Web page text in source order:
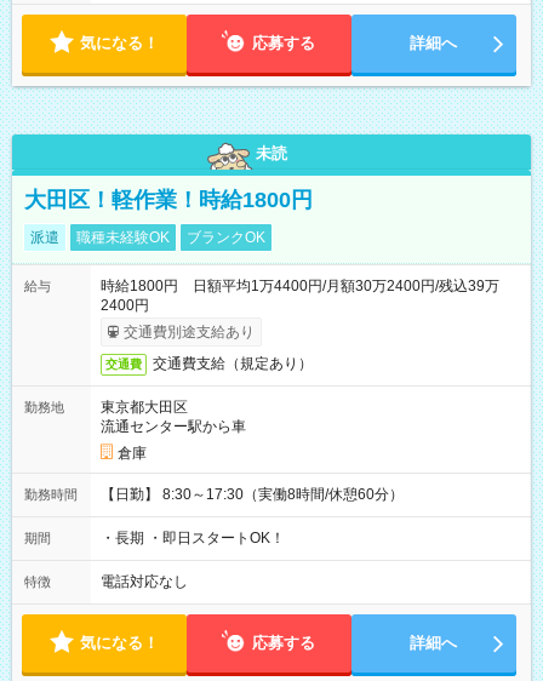
気になる！ 応募する 詳細へ
未読
大田区！軽作業！時給1800円
派遣 職種未経験OK ブランクOK
給与
時給1800円 日額平均1万4400円/月額30万2400円/残込39万
2400円
交通費別途支給あり
交通費 交通費支給（規定あり）
勤務地
東京都大田区
流通センター駅から車
倉庫
勤務時間 【日勤】 8:30～17:30（実働8時間/休憩60分）
期間 ・長期 ・即日スタートOK！
特徴 電話対応なし
気になる！ 応募する 詳細へ